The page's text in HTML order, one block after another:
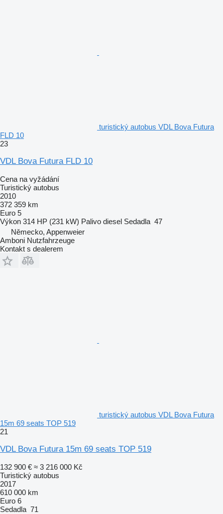
turistický autobus VDL Bova Futura
FLD 10
23
VDL Bova Futura FLD 10
Cena na vyžádání
Turistický autobus
2010
372 359 km
Euro 5
Výkon 314 HP (231 kW) Palivo diesel Sedadla 47
Německo, Appenweier
Amboni Nutzfahrzeuge
Kontakt s dealerem
turistický autobus VDL Bova Futura
15m 69 seats TOP 519
21
VDL Bova Futura 15m 69 seats TOP 519
132 900 € ≈ 3 216 000 Kč
Turistický autobus
2017
610 000 km
Euro 6
Sedadla 71